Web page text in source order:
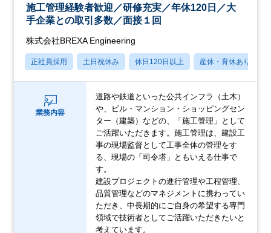
施工管理経験者歓迎／研修充実／年休120日／大
手企業との取引多数／面接１回
株式会社BREXA Engineering
正社員採用 土日祝休み 休日120日以上 産休・育休あり
業務内容
道路や鉄道といった公共インフラ（土木）
や、ビル・マンション・ショッピングセン
ター（建築）などの、「施工管理」として
ご活躍いただきます。施工管理は、建設工
事の現場監督として工事全体の管理をす
る、現場の「司令塔」ともいえる仕事で
す。
建設プロジェクトの進行管理や工程管理、
品質管理などのマネジメントに携わってい
ただき、中長期的にご自身の希望する専門
領域で技術者としてご活躍いただきたいと
考えています。